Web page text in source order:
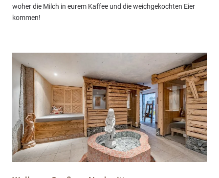
woher die Milch in eurem Kaffee und die weichgekochten Eier
kommen!